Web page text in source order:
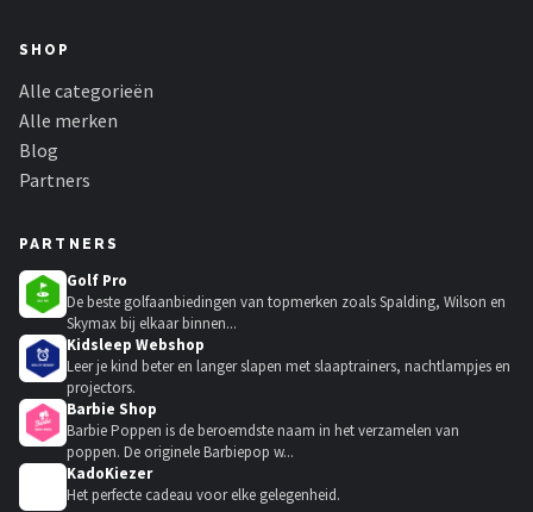
SHOP
Alle categorieën
Alle merken
Blog
Partners
PARTNERS
Golf Pro
De beste golfaanbiedingen van topmerken zoals Spalding, Wilson en
Skymax bij elkaar binnen...
Kidsleep Webshop
Leer je kind beter en langer slapen met slaaptrainers, nachtlampjes en
projectors.
Barbie Shop
Barbie Poppen is de beroemdste naam in het verzamelen van
poppen. De originele Barbiepop w...
KadoKiezer
Het perfecte cadeau voor elke gelegenheid.